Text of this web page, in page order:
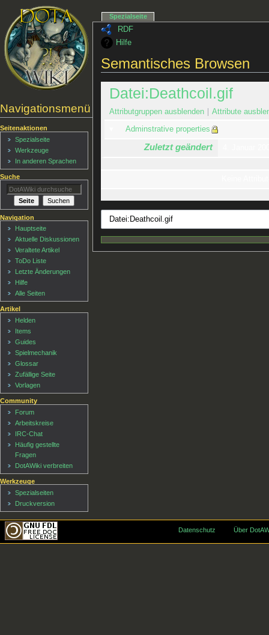
RDF
Hilfe
Semantisches Browsen
Datei:Deathcoil.gif
Attributgruppen ausblenden Attribute
Adminstrative properties
Zuletzt geändert
Navigationsmenü
Spezialseite
Seitenaktionen
Spezialseite
Werkzeuge
In anderen Sprachen
Suche
Navigation
Hauptseite
Aktuelle Diskussionen
Veraltete Artikel
ToDo Liste
Letzte Änderungen
Hilfe
Alle Seiten
Artikel
Helden
Items
Guides
Spielmechanik
Glossar
Zufällige Seite
Vorlagen
Community
Forum
Arbeitskreise
IRC-Chat
Häufig gestellte
Fragen
DotAWiki verbreiten
Werkzeuge
Spezialseiten
Druckversion
Datenschutz Über